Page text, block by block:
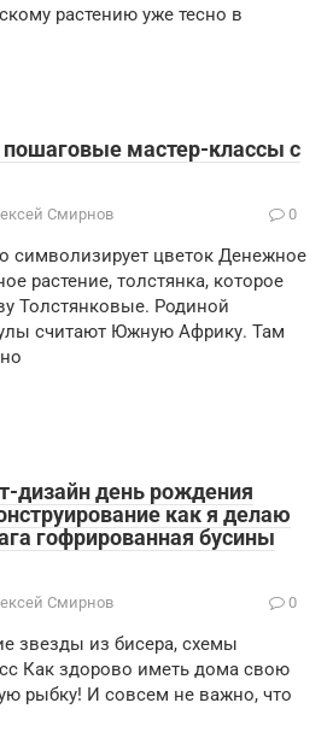
растению уже тесно в
пошаговые мастер-классы с
Смирнов 0
символизирует цветок Денежное
растение, толстянка, которое
Толстянковые. Родиной
считают Южную Африку. Там
дизайн день рождения
как я делаю
гофрированная бусины
Смирнов 0
звезды из бисера, схемы
Как здорово иметь дома свою
рыбку! И совсем не важно, что